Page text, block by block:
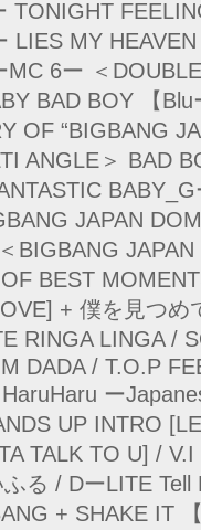
TONIGHT
LIES MY
MC 6ー ＜
BAD BOY 【
OF “BIGBANG
ANGLE＞ BAD
JAPAN
BIGBANG
BEST
+ 僕を見つ
RINGA LINGA /
DADA / T.O.P
HaruHaru ー
UP INTRO
TALK TO U] /
る / DーLITE
+ SHAKE IT